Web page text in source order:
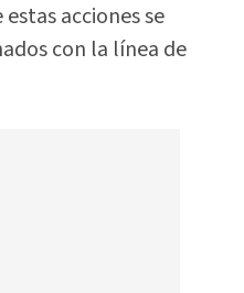
acciones se
con la línea de